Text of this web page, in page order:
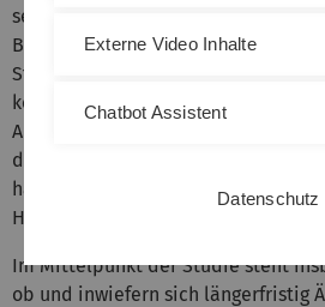
seelischen Problemen. Mit
Befragungen wollen Forschende
Studienteilnehmerinnen und -
kommenden Monaten begleiten. Ein
Augenmerk liegt dabei auf
der Coronakrise ungewohnte
haben, darunter die
Hustverhalten.
Im Mittelpunkt der Studie steht
ob und inwiefern sich längerfristig
Externe Video Inhalte
Chatbot Assistent
Datenschutz